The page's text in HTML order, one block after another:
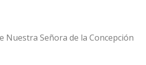
Nuestra Señora de la Concepción